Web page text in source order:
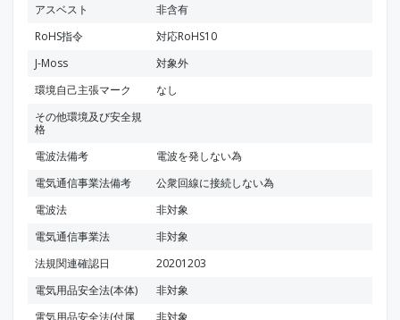
アスベスト
非含有
RoHS指令
対応RoHS10
J-Moss
対象外
環境自己主張マーク
なし
その他環境及び安全規
格
電波法備考
電波を発しない為
電気通信事業法備考
公衆回線に接続しない為
電波法
非対象
電気通信事業法
非対象
法規関連確認日
20201203
電気用品安全法(本体)
非対象
電気用品安全法(付属
非対象